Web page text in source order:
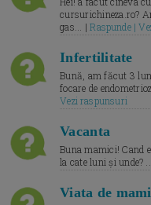
cursurichineza.ro?
gas... |Raspunde |
Infertilitate
Bună, am făcut 3
focare de
Vezi raspunsuri
Vacanta
Buna mamici! Cand
la cate luni și unde?
Viata de